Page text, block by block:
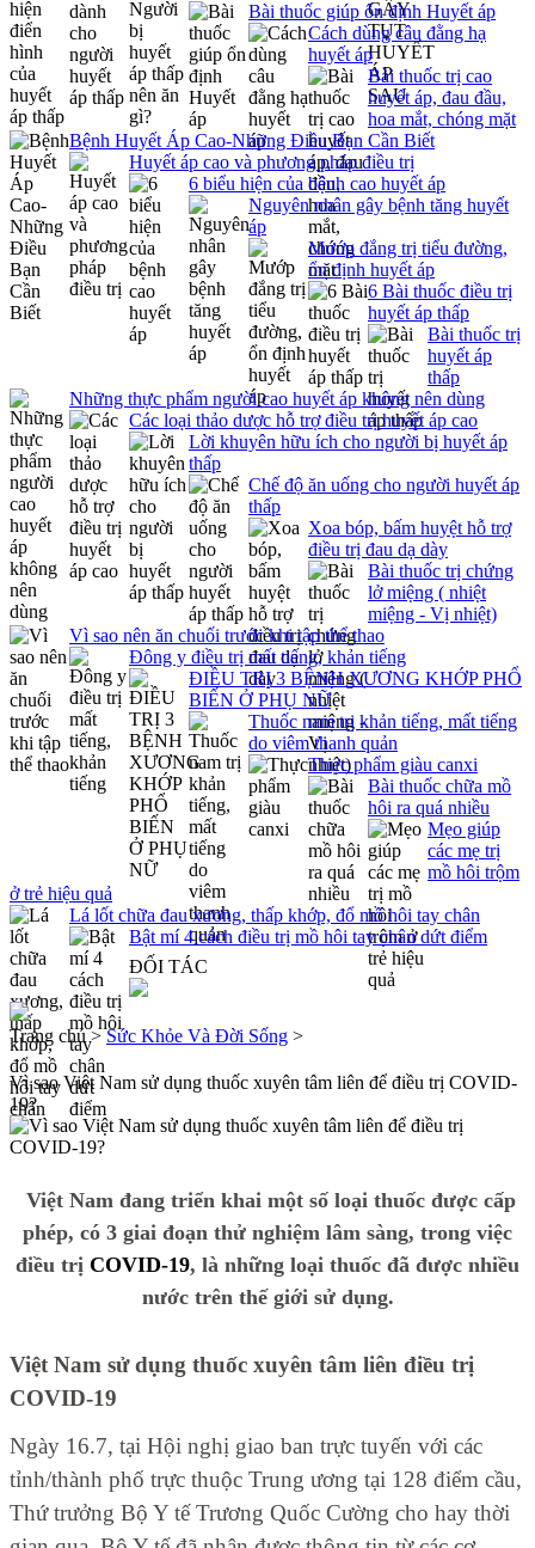
Bài thuốc giúp ổn định Huyết áp
Cách dùng câu đằng hạ
huyết áp
Bài thuốc trị cao
huyết áp, đau đầu,
hoa mắt, chóng mặt
Bệnh Huyết Áp Cao-Những Điều Bạn Cần Biết
Huyết áp cao và phương pháp điều trị
6 biểu hiện của bệnh cao huyết áp
Nguyên nhân gây bệnh tăng huyết
áp
Mướp đắng trị tiểu đường,
ổn định huyết áp
6 Bài thuốc điều trị
huyết áp thấp
Bài thuốc trị
huyết áp
thấp
Những thực phẩm người cao huyết áp không nên dùng
Các loại thảo dược hỗ trợ điều trị huyết áp cao
Lời khuyên hữu ích cho người bị huyết áp
thấp
Chế độ ăn uống cho người huyết áp
thấp
Xoa bóp, bấm huyệt hỗ trợ
điều trị đau dạ dày
Bài thuốc trị chứng
lở miệng ( nhiệt
miệng - Vị nhiệt)
Vì sao nên ăn chuối trước khi tập thể thao
Đông y điều trị mất tiếng, khản tiếng
ĐIỀU TRỊ 3 BỆNH XƯƠNG KHỚP PHỔ
BIẾN Ở PHỤ NỮ
Thuốc nam trị khản tiếng, mất tiếng
do viêm thanh quản
Thực phẩm giàu canxi
Bài thuốc chữa mồ
hôi ra quá nhiều
Mẹo giúp
các mẹ trị
mồ hôi trộm
ở trẻ hiệu quả
Lá lốt chữa đau xương, thấp khớp, đổ mồ hôi tay chân
Bật mí 4 cách điều trị mồ hôi tay chân dứt điểm
ĐỐI TÁC
Trang chủ >Sức Khỏe Và Đời Sống >
Vì sao Việt Nam sử dụng thuốc xuyên tâm liên để điều trị COVID-
19?
Việt Nam đang triển khai một số loại thuốc được cấp
phép, có 3 giai đoạn thử nghiệm lâm sàng, trong việc
điều trị COVID-19, là những loại thuốc đã được nhiều
nước trên thế giới sử dụng.
Việt Nam sử dụng thuốc xuyên tâm liên điều trị
COVID-19
Ngày 16.7, tại Hội nghị giao ban trực tuyến với các
tỉnh/thành phố trực thuộc Trung ương tại 128 điểm cầu,
Thứ trưởng Bộ Y tế Trương Quốc Cường cho hay thời